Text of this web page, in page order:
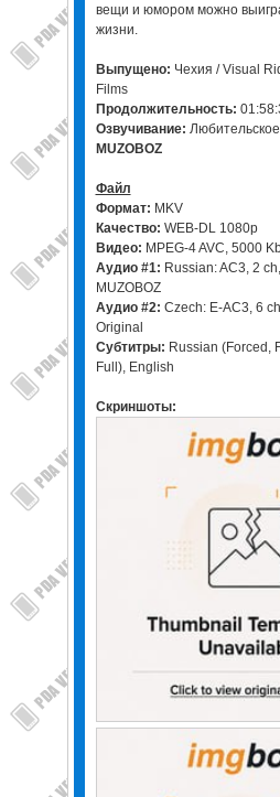
вещи и юмором можно
жизни.
Выпущено: Чехия / Visual
Films
Продолжительность:
Озвучивание:
MUZOBOZ
Файл
Формат: MKV
Качество: WEB-DL 1080p
Видео: MPEG-4 AVC, 5000
Аудио #1: Russian: AC3, 2
MUZOBOZ
Аудио #2: Czech: E-AC3, 6
Original
Субтитры: Russian (Forced,
Full), English
Скриншоты: